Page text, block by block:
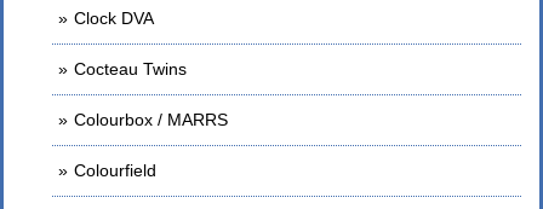
Clock DVA
Cocteau Twins
Colourbox / MARRS
Colourfield